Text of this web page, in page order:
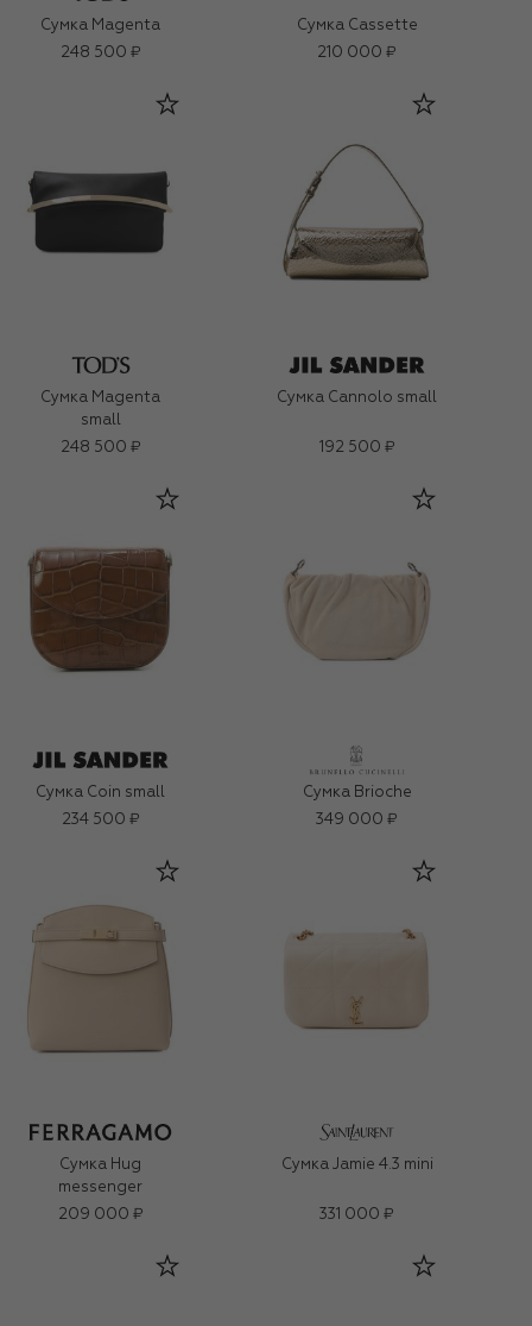
Сумка Magenta
248 500 ₽
Сумка Cassette
210 000 ₽
Сумка Magenta
small
248 500 ₽
Сумка Cannolo small
192 500 ₽
Сумка Coin small
234 500 ₽
Сумка Brioche
349 000 ₽
Сумка Hug
messenger
209 000 ₽
Сумка Jamie 4.3 mini
331 000 ₽